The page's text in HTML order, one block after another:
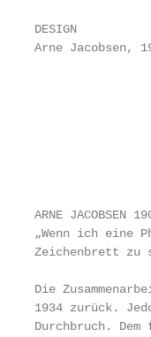
DESIGN
Arne
ARNE JACOBSEN
„Wenn ich eine
Zeichenbrett zu
Die
1934 zurück.
Durchbruch.